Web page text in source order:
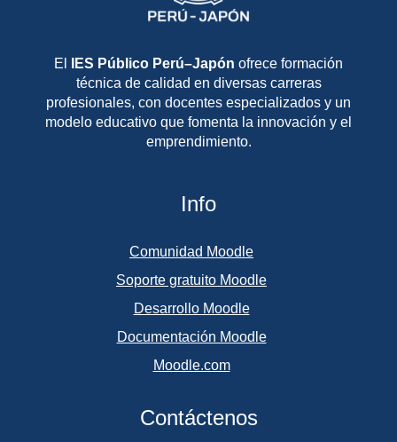
El IES Público Perú–Japón ofrece formación
técnica de calidad en diversas carreras
profesionales, con docentes especializados y un
modelo educativo que fomenta la innovación y el
emprendimiento.
Info
Comunidad Moodle
Soporte gratuito Moodle
Desarrollo Moodle
Documentación Moodle
Moodle.com
Contáctenos